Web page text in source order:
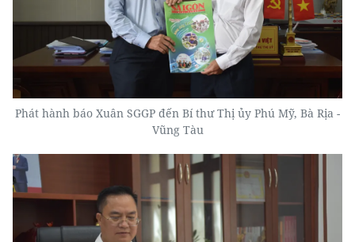
Phát hành báo Xuân SGGP đến Bí thư Thị ủy Phú Mỹ, Bà Rịa -
Vũng Tàu